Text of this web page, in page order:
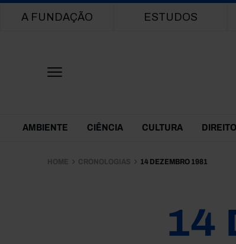
Main navigation
A FUNDAÇÃO ESTUDOS
Themes Menu
AMBIENTE CIÊNCIA CULTURA
HOME CRONOLOGIAS 14 DEZEMBRO 1981
14